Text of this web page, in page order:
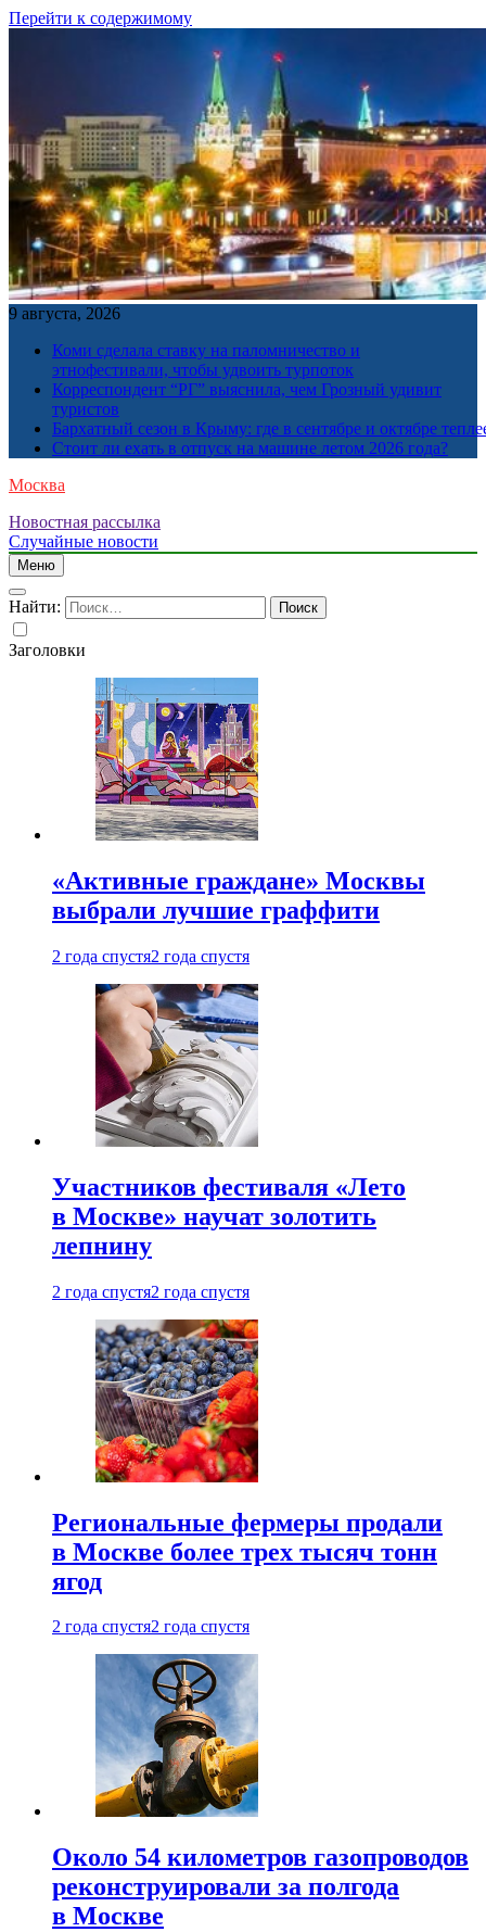
Перейти к содержимому
9 августа, 2026
Коми сделала ставку на паломничество и
этнофестивали, чтобы удвоить турпоток
Корреспондент “РГ” выяснила, чем Грозный удивит
туристов
Бархатный сезон в Крыму: где в сентябре и октябре
Стоит ли ехать в отпуск на машине летом 2026 года?
Москва
Новостная рассылка
Случайные новости
Меню
Найти:
Заголовки
«Активные граждане» Москвы
выбрали лучшие граффити
2 года спустя2 года спустя
Участников фестиваля «Лето
в Москве» научат золотить
лепнину
2 года спустя2 года спустя
Региональные фермеры продали
в Москве более трех тысяч тонн
ягод
2 года спустя2 года спустя
Около 54 километров газопроводов
реконструировали за полгода
в Москве